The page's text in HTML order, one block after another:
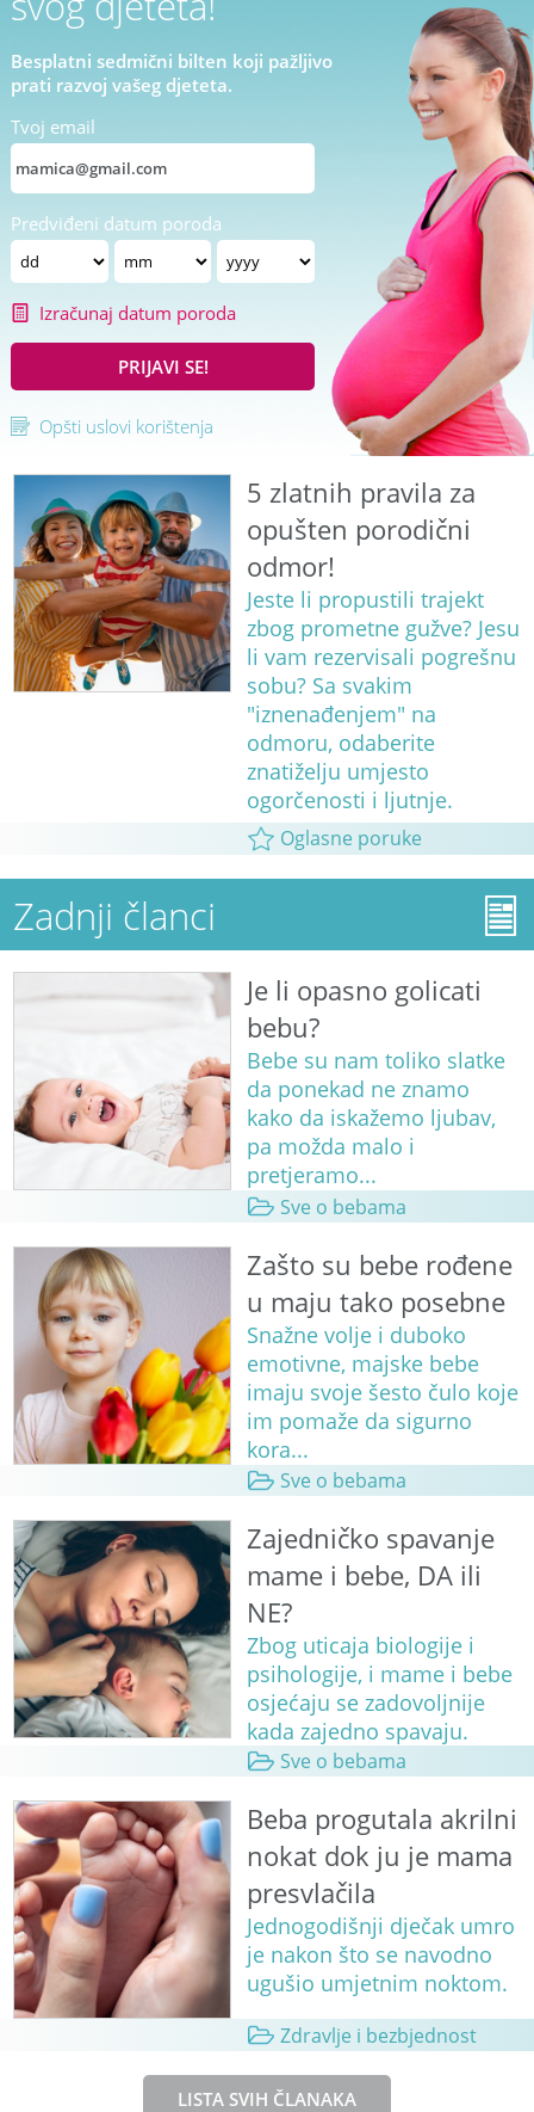
Besplatni sedmični bilten koji pažljivo
prati razvoj vašeg djeteta.
Tvoj email
Predviđeni datum poroda
Izračunaj datum poroda
PRIJAVI SE!
Opšti uslovi korištenja
5 zlatnih pravila za
opušten porodični
odmor!
Jeste li propustili trajekt
zbog prometne gužve? Jesu
li vam rezervisali pogrešnu
sobu? Sa svakim
"iznenađenjem" na
odmoru, odaberite
znatiželju umjesto
ogorčenosti i ljutnje.
Oglasne poruke
Zadnji članci
Je li opasno golicati
bebu?
Bebe su nam toliko slatke
da ponekad ne znamo
kako da iskažemo ljubav,
pa možda malo i
pretjeramo...
Sve o bebama
Zašto su bebe rođene
u maju tako posebne
Snažne volje i duboko
emotivne, majske bebe
imaju svoje šesto čulo koje
im pomaže da sigurno
kora...
Sve o bebama
Zajedničko spavanje
mame i bebe, DA ili
NE?
Zbog uticaja biologije i
psihologije, i mame i bebe
osjećaju se zadovoljnije
kada zajedno spavaju.
Sve o bebama
Beba progutala akrilni
nokat dok ju je mama
presvlačila
Jednogodišnji dječak umro
je nakon što se navodno
ugušio umjetnim noktom.
Zdravlje i bezbjednost
LISTA SVIH ČLANAKA